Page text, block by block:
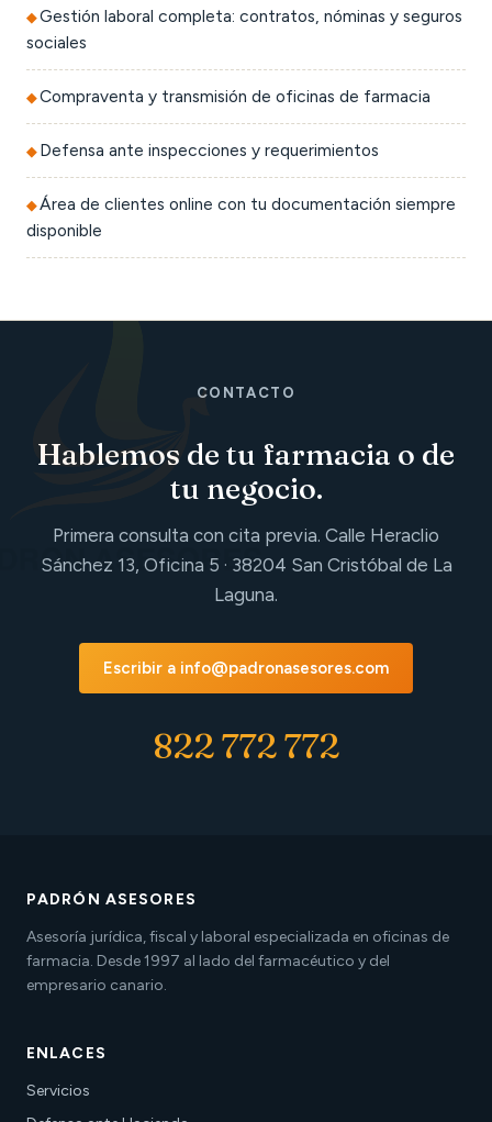
Gestión laboral completa: contratos, nóminas y seguros
sociales
Compraventa y transmisión de oficinas de farmacia
Defensa ante inspecciones y requerimientos
Área de clientes online con tu documentación siempre
disponible
CONTACTO
Hablemos de tu farmacia o de
tu negocio.
Primera consulta con cita previa. Calle Heraclio
Sánchez 13, Oficina 5 · 38204 San Cristóbal de La
Laguna.
Escribir a info@padronasesores.com
822 772 772
PADRÓN ASESORES
Asesoría jurídica, fiscal y laboral especializada en oficinas de
farmacia. Desde 1997 al lado del farmacéutico y del
empresario canario.
ENLACES
Servicios